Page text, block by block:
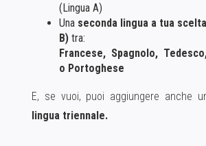
(Lingua A)
Una seconda lingua a tua
B) tra:
Francese, Spagnolo,
o Portoghese
E, se vuoi, puoi aggiungere anche
lingua triennale.